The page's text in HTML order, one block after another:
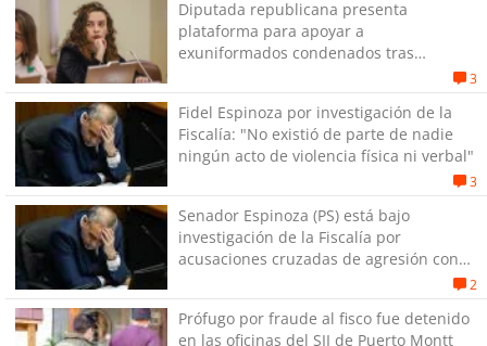
Diputada republicana presenta
plataforma para apoyar a
exuniformados condenados tras
3
Fidel Espinoza por investigación de la
Fiscalía: "No existió de parte de nadie
ningún acto de violencia física ni verbal"
3
Senador Espinoza (PS) está bajo
investigación de la Fiscalía por
acusaciones cruzadas de agresión con
2
Prófugo por fraude al fisco fue detenido
en las oficinas del SII de Puerto Montt